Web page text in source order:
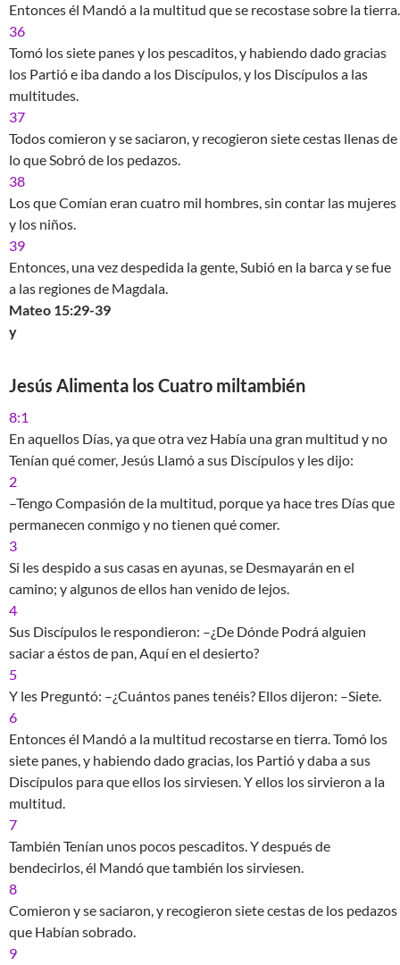
Entonces él Mandó a la multitud que se recostase sobre la tierra.
36
Tomó los siete panes y los pescaditos, y habiendo dado gracias
los Partió e iba dando a los Discípulos, y los Discípulos a las
multitudes.
37
Todos comieron y se saciaron, y recogieron siete cestas llenas de
lo que Sobró de los pedazos.
38
Los que Comían eran cuatro mil hombres, sin contar las mujeres
y los niños.
39
Entonces, una vez despedida la gente, Subió en la barca y se fue
a las regiones de Magdala.
Mateo 15:29-39
y
Jesús Alimenta los Cuatro miltambién
8:1
En aquellos Días, ya que otra vez Había una gran multitud y no
Tenían qué comer, Jesús Llamó a sus Discípulos y les dijo:
2
–Tengo Compasión de la multitud, porque ya hace tres Días que
permanecen conmigo y no tienen qué comer.
3
Si les despido a sus casas en ayunas, se Desmayarán en el
camino; y algunos de ellos han venido de lejos.
4
Sus Discípulos le respondieron: –¿De Dónde Podrá alguien
saciar a éstos de pan, Aquí en el desierto?
5
Y les Preguntó: –¿Cuántos panes tenéis? Ellos dijeron: –Siete.
6
Entonces él Mandó a la multitud recostarse en tierra. Tomó los
siete panes, y habiendo dado gracias, los Partió y daba a sus
Discípulos para que ellos los sirviesen. Y ellos los sirvieron a la
multitud.
7
También Tenían unos pocos pescaditos. Y después de
bendecirlos, él Mandó que también los sirviesen.
8
Comieron y se saciaron, y recogieron siete cestas de los pedazos
que Habían sobrado.
9